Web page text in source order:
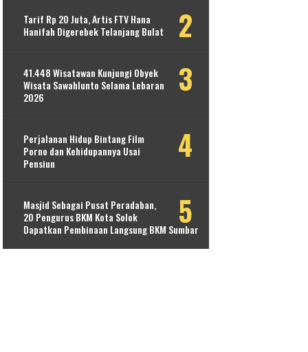
Tarif Rp 20 Juta, Artis FTV Hana
Hanifah Digerebek Telanjang Bulat
41.448 Wisatawan Kunjungi Obyek
Wisata Sawahlunto Selama Lebaran
2026
Perjalanan Hidup Bintang Film
Porno dan Kehidupannya Usai
Pensiun
Masjid Sebagai Pusat Peradaban,
20 Pengurus BKM Kota Solok
Dapatkan Pembinaan Langsung BKM Sumbar